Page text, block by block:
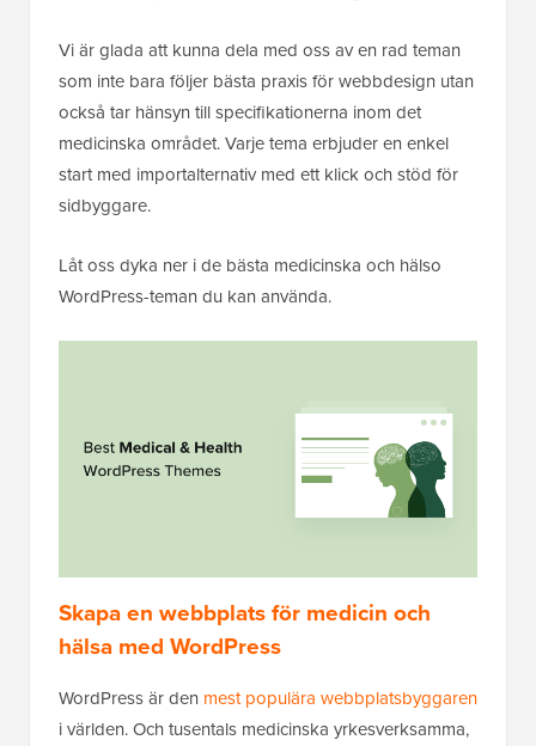
Vi är glada att kunna dela med oss av en rad teman
som inte bara följer bästa praxis för webbdesign utan
också tar hänsyn till specifikationerna inom det
medicinska området. Varje tema erbjuder en enkel
start med importalternativ med ett klick och stöd för
sidbyggare.
Låt oss dyka ner i de bästa medicinska och hälso
WordPress-teman du kan använda.
Skapa en webbplats för medicin och
hälsa med WordPress
WordPress är den mest populära webbplatsbyggaren
i världen. Och tusentals medicinska yrkesverksamma,